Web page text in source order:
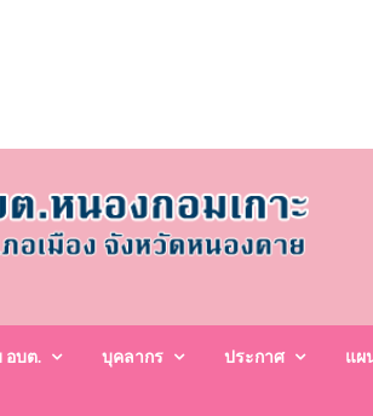
อบต. บุคลากร ประกาศ แผ